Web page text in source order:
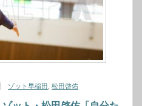
ゾット早稲田 松田啓佑